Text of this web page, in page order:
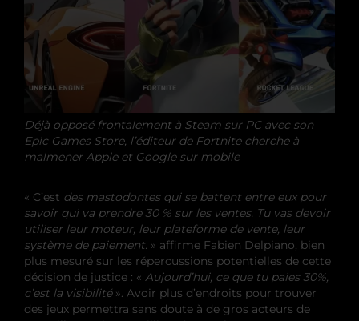
Déjà opposé frontalement à Steam sur PC avec son
Epic Games Store, l’éditeur de Fortnite cherche à
malmener Apple et Google sur mobile
« C’est des mastodontes qui se battent entre eux pour
savoir qui va prendre 30 % sur les ventes. Tu vas devoir
utiliser leur moteur, leur plateforme de vente, leur
système de paiement. » affirme Fabien Delpiano, bien
plus mesuré sur les répercussions potentielles de cette
décision de justice : « Aujourd’hui, ce que tu paies 30%,
c’est la visibilité ». Avoir plus d’endroits pour trouver
des jeux permettra sans doute à de gros acteurs de